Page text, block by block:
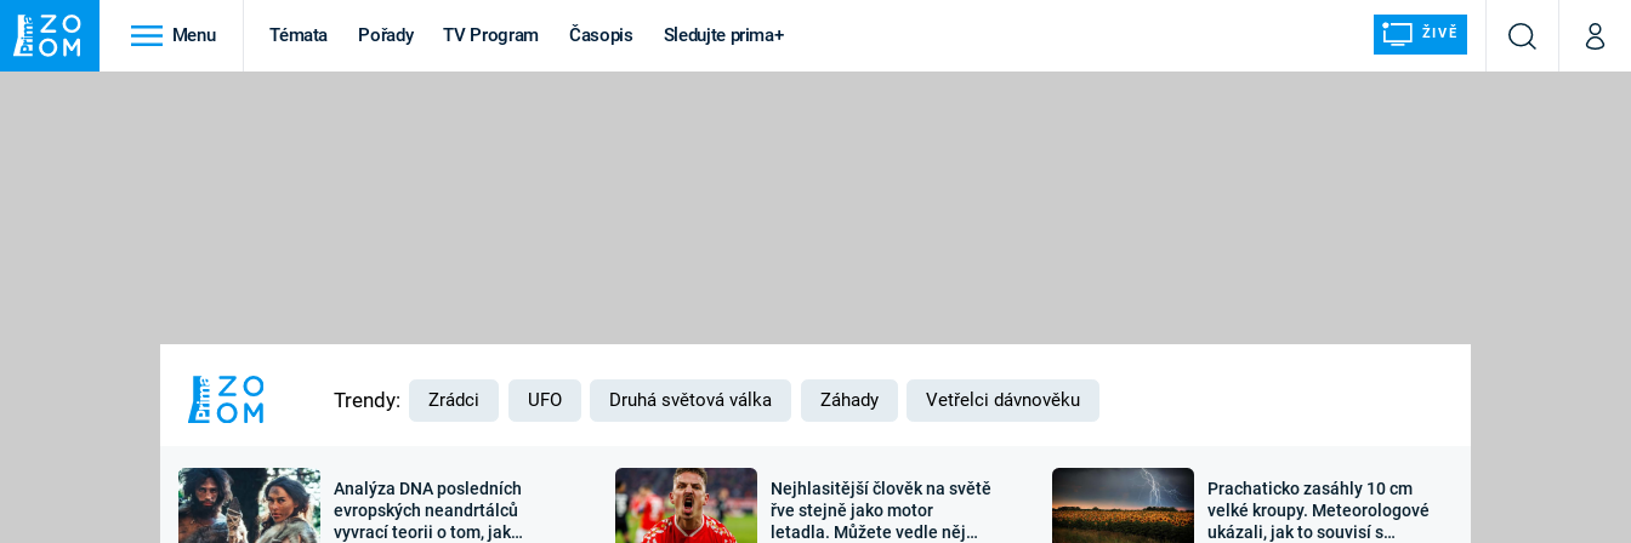
Menu Témata Pořady TV Program Časopis Sledujte prima+ ŽIVĚ
VyhledáváníMůj
MARS
Výročí
Záhady a
Zajímavosti Sledujte nás
Trendy: Zrádci UFO Druhá světová válka Záhady Vetřelci dávnověku
Analýza DNA posledních
evropských neandrtálců
vyvrací teorii o tom, jak
Nejhlasitější člověk na světě
řve stejně jako motor
letadla. Můžete vedle něj
Prachaticko zasáhly 10 cm
velké kroupy. Meteorologové
ukázali, jak to souvisí s